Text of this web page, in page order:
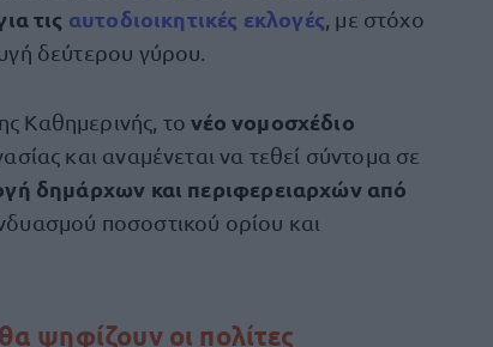
τις αυτοδιοικητικές εκλογές , με στόχο
δεύτερου γύρου.
Καθημερινής, τονέο νομοσχέδιο
και αναμένεται να τεθεί σύντομα σε
δημάρχων και περιφερειαρχών από
ποσοστικού ορίου και
ψηφίζουν οι πολίτες